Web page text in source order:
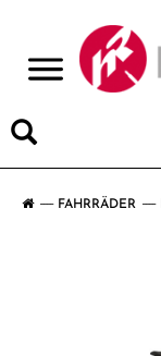
FAHRRÄDER